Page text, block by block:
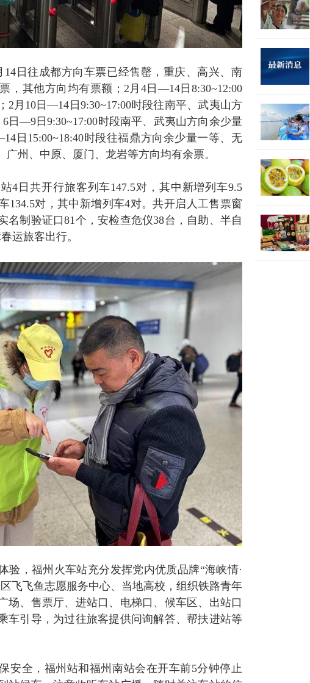
日往成都方向车票已经售罄，重庆、高兴、南
，其他方向均有票额；2月4日—14日8:30~12:00
2月10日—14日9:30~17:00时段往南平、武夷山方
日—9日9:30~17:00时段南平、武夷山方向余少量
日15:00~18:40时段往福鼎方向余少量一等、无
州、中原、厦门、龙岩等方向均有余票。
4日共开行旅客列车147.5对，其中新增列车9.5
134.5对，其中新增列车4对。共开启人工售票窗
名制验证口81个，安检查危仪38台，自助、半自
运旅客出行。
验，福州火车站充分发挥党内优质品牌“海峡情·
飞飞鱼志愿服务中心、当地高校，组织铁路青年
场、售票厅、进站口、电梯口、候车区、出站口
车引导，为过往旅客提供问询解答、帮扶进站等
安全，福州站和福州南站会在开车前5分钟停止